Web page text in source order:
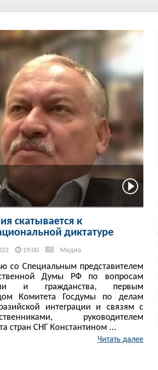
скатывается к
диктатуре
19:00 Медиа
со Специальным представителем
Думы РФ по вопросам
и гражданства, первым
Комитета Госдумы по делам
интеграции и связям с
руководителем
стран СНГ Константином ...
Читать далее